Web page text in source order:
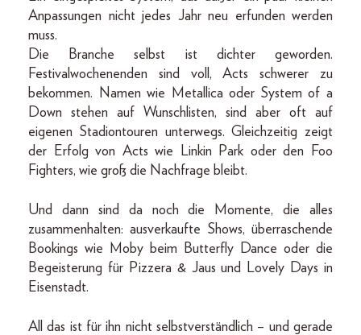
Anpassungen nicht jedes Jahr neu erfunden werden
muss.
Die Branche selbst ist dichter geworden.
Festivalwochenenden sind voll, Acts schwerer zu
bekommen. Namen wie Metallica oder System of a
Down stehen auf Wunschlisten, sind aber oft auf
eigenen Stadiontouren unterwegs. Gleichzeitig zeigt
der Erfolg von Acts wie Linkin Park oder den Foo
Fighters, wie groß die Nachfrage bleibt.
Und dann sind da noch die Momente, die alles
zusammenhalten: ausverkaufte Shows, überraschende
Bookings wie Moby beim Butterfly Dance oder die
Begeisterung für Pizzera & Jaus und Lovely Days in
Eisenstadt.
All das ist für ihn nicht selbstverständlich – und gerade